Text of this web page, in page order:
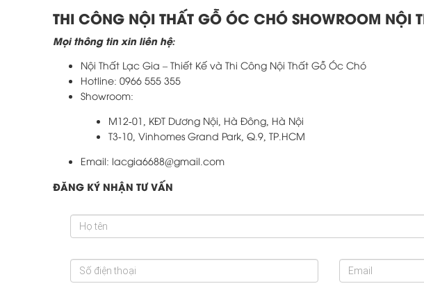
THI CÔNG NỘI THẤT GỖ ÓC CHÓ SHOWROOM NỘI
Mọi thông tin xin liên hệ:
Nội Thất Lạc Gia – Thiết Kế và Thi Công Nội Thất Gỗ Óc Chó
Hotline: 0966 555 355
Showroom:
M12-01, KĐT Dương Nội, Hà Đông, Hà Nội
T3-10, Vinhomes Grand Park, Q.9, TP.HCM
Email: lacgia6688@gmail.com
ĐĂNG KÝ NHẬN TƯ VẤN